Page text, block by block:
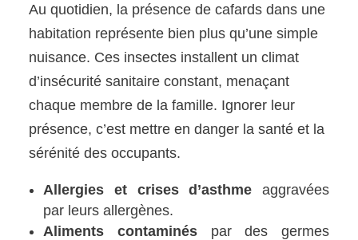
Au quotidien, la présence de cafards dans une
habitation représente bien plus qu’une simple
nuisance. Ces insectes installent un climat
d’insécurité sanitaire constant, menaçant
chaque membre de la famille. Ignorer leur
présence, c’est mettre en danger la santé et la
sérénité des occupants.
Allergies et crises d’asthme aggravées
par leurs allergènes.
Aliments contaminéspar des germes